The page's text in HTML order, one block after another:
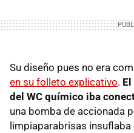
Su diseño pues no era
en su folleto explicativo.
del WC químico iba
una bomba de accionada
limpiaparabrisas